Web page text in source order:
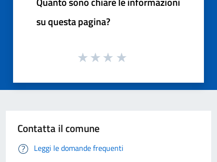
su questa pagina?
Contatta il comune
Leggi le domande frequenti